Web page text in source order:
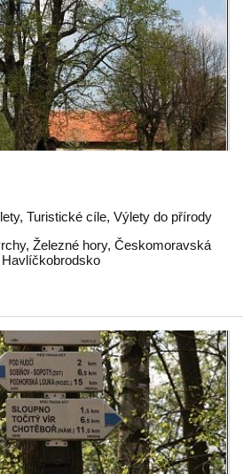
Turistické cíle, Výlety do přírody
, Železné hory, Českomoravská
Havlíčkobrodsko